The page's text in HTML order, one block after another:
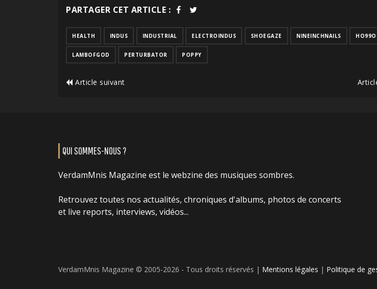
PARTAGER CET ARTICLE :
HEALTH INDUS INDUSTRIAL ELECTROINDUS SHOEGAZE NINEINCHNAILS
LAMBOFGOD PERTURBATOR POPPY
Article suivant
QUI SOMMES-NOUS ?
VerdamMnis Magazine est le webzine des musiques sombres.
Retrouvez toutes nos actualités, chroniques d'albums, photos de concerts
et live reports, interviews, vidéos...
VerdamMnis Magazine © 2005-2026 - Tous droits réservés | Mentions légales | Politique de